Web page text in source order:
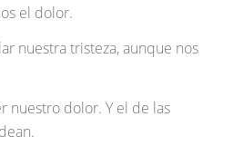
el dolor.
nuestra tristeza, aunque nos
nuestro dolor. Y el de las